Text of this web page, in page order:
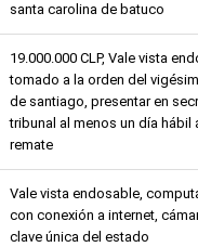
santa carolina de batuco
19.000.000 CLP, Vale vista
tomado a la orden del
de santiago, presentar en
tribunal al menos un día hábil
remate
Vale vista endosable,
con conexión a internet,
clave única del estado